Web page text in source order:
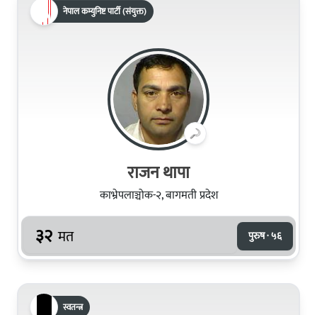
नेपाल कम्युनिष्ट पार्टी (संयुक्त)
राजन थापा
काभ्रेपलाञ्चोक-२, बागमती प्रदेश
३२ मत पुरुष · ५६
स्वतन्त्र